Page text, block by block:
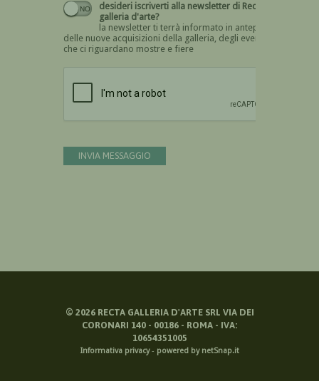
desideri iscriverti alla newsletter di Recta
galleria d'arte?
la newsletter ti terrà informato in anteprima
delle nuove acquisizioni della galleria, degli eventi
che ci riguardano mostre e fiere
INVIA MESSAGGIO
© 2026RECTA GALLERIA D'ARTE SRL VIA DEI
CORONARI 140 - 00186 - ROMA - IVA:
10654351005
Informativa privacy- powered by netSnap.it